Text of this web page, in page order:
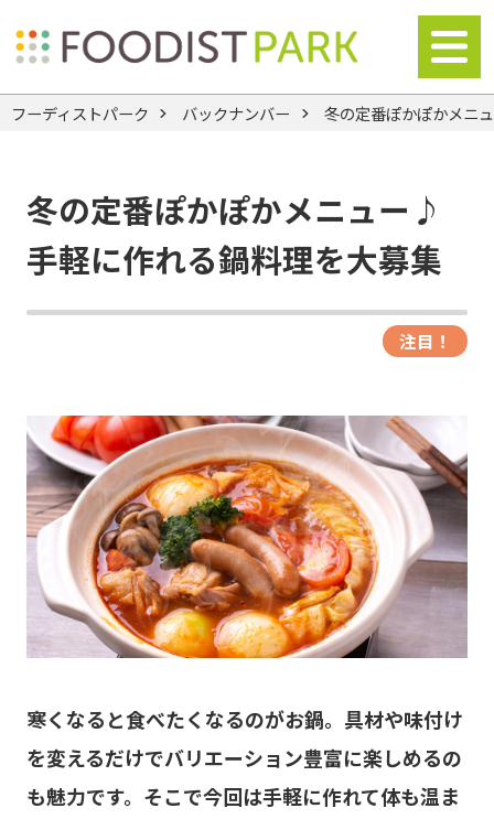
フーディストパーク バックナンバー 冬の定番ぽかぽかメニ
冬の定番ぽかぽかメニュー♪
手軽に作れる鍋料理を大募集
注目！
寒くなると食べたくなるのがお鍋。具材や味付け
を変えるだけでバリエーション豊富に楽しめるの
も魅力です。そこで今回は手軽に作れて体も温ま